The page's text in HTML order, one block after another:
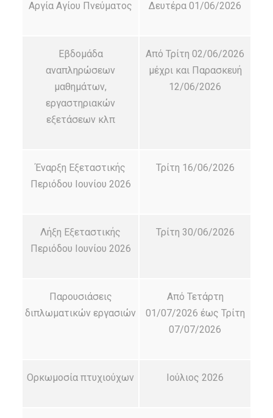
Αργία Αγίου Πνεύματος Δευτέρα 01/06/2026
Εβδομάδα
αναπληρώσεων
μαθημάτων,
εργαστηριακών
εξετάσεων κλπ
Από Τρίτη 02/06/2026
μέχρι και Παρασκευή
12/06/2026
Έναρξη Εξεταστικής
Περιόδου Ιουνίου 2026
Τρίτη 16/06/2026
Λήξη Εξεταστικής
Περιόδου Ιουνίου 2026
Τρίτη 30/06/2026
Παρουσιάσεις
διπλωματικών εργασιών
Από Τετάρτη
01/07/2026 έως Τρίτη
07/07/2026
Ορκωμοσία πτυχιούχων Ιούλιος 2026